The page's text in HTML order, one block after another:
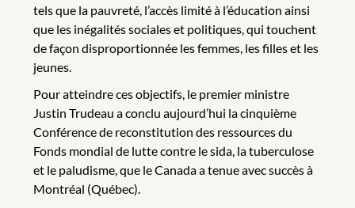
tels que la pauvreté, l’accès limité à l’éducation ainsi
que les inégalités sociales et politiques, qui touchent
de façon disproportionnée les femmes, les filles et les
jeunes.
Pour atteindre ces objectifs, le premier ministre
Justin Trudeau a conclu aujourd’hui la cinquième
Conférence de reconstitution des ressources du
Fonds mondial de lutte contre le sida, la tuberculose
et le paludisme, que le Canada a tenue avec succès à
Montréal (Québec).